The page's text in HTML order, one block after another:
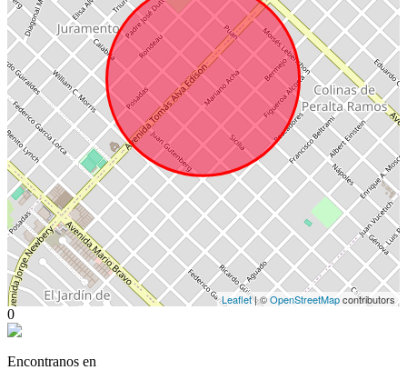
Leaflet| ©OpenStreetMapcontributors
0
Encontranos en